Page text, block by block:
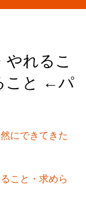
やれるこ
こと ←パ
にできてきた
こと・求めら